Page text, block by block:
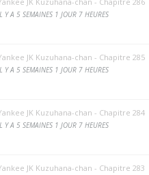
Y A 5 SEMAINES 1 JOUR 7 HEURES
JK Kuzuhana-chan - Chapitre 285
Y A 5 SEMAINES 1 JOUR 7 HEURES
JK Kuzuhana-chan - Chapitre 284
Y A 5 SEMAINES 1 JOUR 7 HEURES
JK Kuzuhana-chan - Chapitre 283